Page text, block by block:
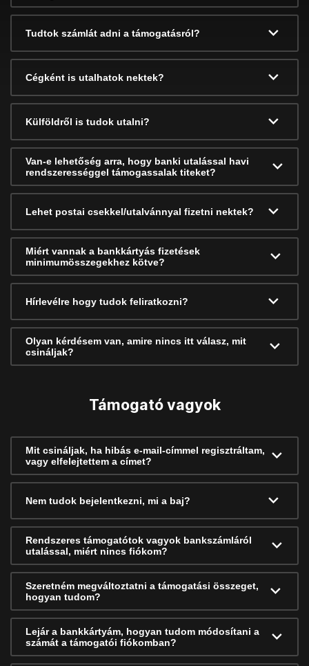
Tudtok számlát adni a támogatásról?
Cégként is utalhatok nektek?
Külföldről is tudok utalni?
Van-e lehetőség arra, hogy banki utalással havi
rendszerességgel támogassalak titeket?
Lehet postai csekkel/utalvánnyal fizetni nektek?
Miért vannak a bankkártyás fizetések
minimumösszegekhez kötve?
Hírlevélre hogy tudok feliratkozni?
Olyan kérdésem van, amire nincs itt válasz, mit
csináljak?
Támogató vagyok
Mit csináljak, ha hibás e-mail-címmel regisztráltam,
vagy elfelejtettem a címet?
Nem tudok bejelentkezni, mi a baj?
Rendszeres támogatótok vagyok bankszámláról
utalással, miért nincs fiókom?
Szeretném megváltoztatni a támogatási összeget,
hogyan tudom?
Lejár a bankkártyám, hogyan tudom módosítani a
számát a támogatói fiókomban?